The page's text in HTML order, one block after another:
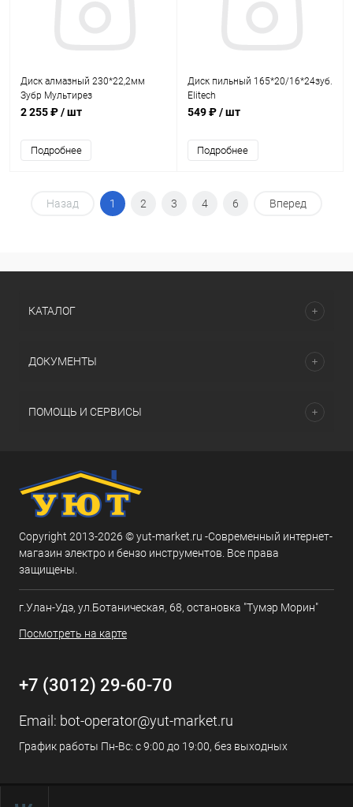
Диск алмазный 230*22,2мм
Зубр Мультирез
2 255 ₽/ шт
Подробнее
Диск пильный 165*20/16*24зуб.
Elitech
549 ₽/ шт
Подробнее
Назад 1 2 3 4 6 Вперед
КАТАЛОГ
ДОКУМЕНТЫ
ПОМОЩЬ И СЕРВИСЫ
Copyright 2013-2026 © yut-market.ru -Современный интернет-
магазин электро и бензо инструментов. Все права
защищены.
г.Улан-Удэ, ул.Ботаническая, 68, остановка "Тумэр Морин"
Посмотреть на карте
+7 (3012) 29-60-70
Email: bot-operator@yut-market.ru
График работы Пн-Вс: с 9:00 до 19:00, без выходных